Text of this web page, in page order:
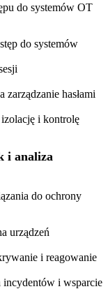
do systemów OT
do systemów
hasłami
i kontrolę
i analiza
do ochrony
urządzeń
i reagowanie
incydentów i wsparcie